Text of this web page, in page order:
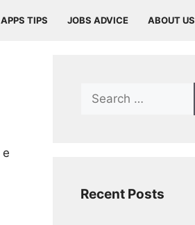
APPS TIPS JOBS ADVICE ABOUT US
for:
Recent Posts